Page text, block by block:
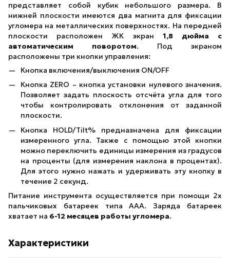
представляет собой кубик небольшого размера. В
нижней плоскости имеются два магнита для фиксации
угломера на металлических поверхностях. На передней
плоскости расположен ЖК экран 1,8 дюйма с
автоматическим поворотом. Под экраном
расположены три кнопки управления:
Кнопка включения/выключения ON/OFF
Кнопка ZERO – кнопка установки нулевого значения.
Позволяет задать плоскость отсчёта угла для того
чтобы контролировать отклонения от заданной
плоскости.
Кнопка HOLD/Tilt% предназначена для фиксации
измеренного угла. Также с помощью этой кнопки
можно переключить единицы измерения из градусов
на проценты (для измерения наклона в процентах).
Для этого нужно нажать и удерживать эту кнопку в
течение 2 секунд.
Питание инструмента осуществляется при помощи 2х
пальчиковых батареек типа ААА. Заряда батареек
хватает на 6-12 месяцев работы угломера.
Характеристики